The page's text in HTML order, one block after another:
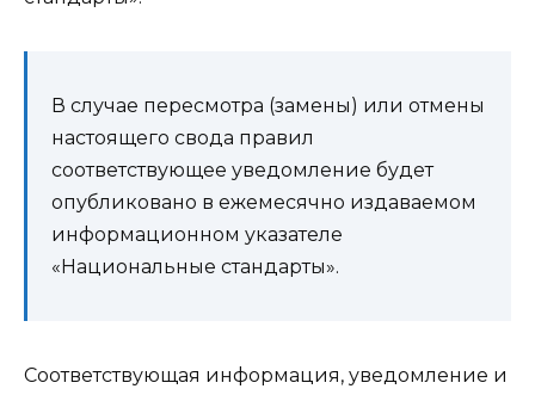
В случае пересмотра (замены) или отмены
настоящего свода правил
соответствующее уведомление будет
опубликовано в ежемесячно издаваемом
информационном указателе
«Национальные стандарты».
Соответствующая информация, уведомление и